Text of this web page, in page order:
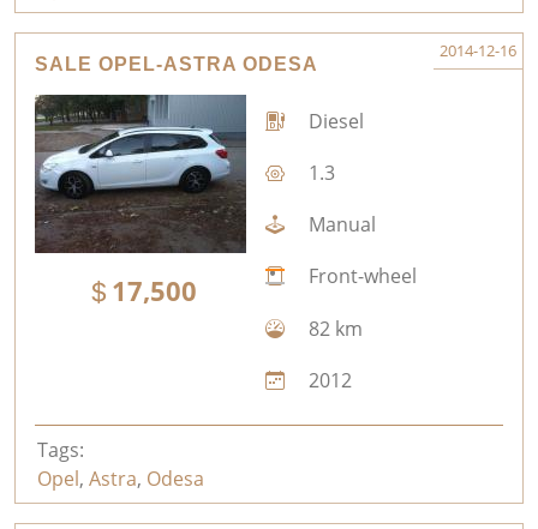
SALE OPEL-ASTRA ODESA
2014-12-16
17,500
Diesel
1.3
Manual
Front-wheel
82 km
2012
Tags:
Opel, Astra, Odesa